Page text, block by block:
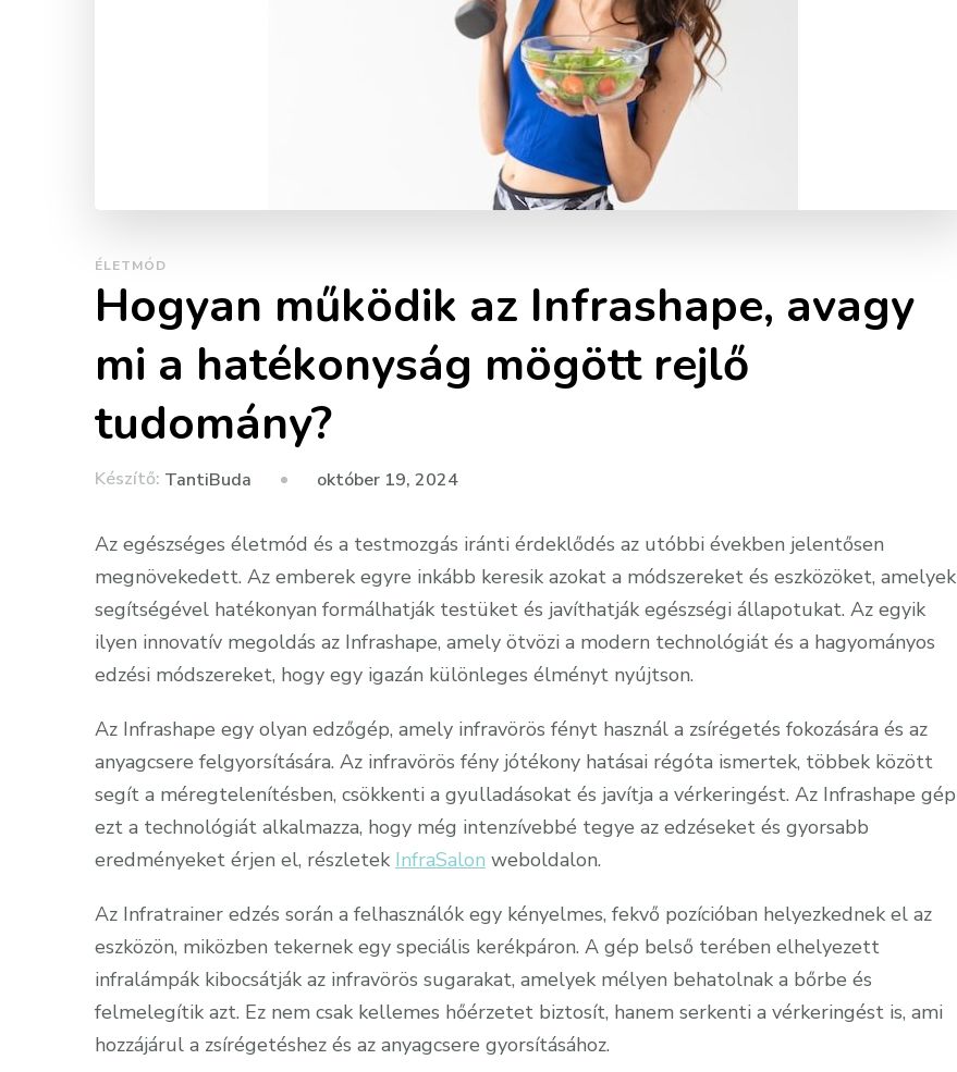
ÉLETMÓD
Hogyan működik az Infrashape, avagy
mi a hatékonyság mögött rejlő
tudomány?
Készítő: TantiBuda október 19, 2024
Az egészséges életmód és a testmozgás iránti érdeklődés az utóbbi években jelentősen
megnövekedett. Az emberek egyre inkább keresik azokat a módszereket és eszközöket, amelyek
segítségével hatékonyan formálhatják testüket és javíthatják egészségi állapotukat. Az egyik
ilyen innovatív megoldás az Infrashape, amely ötvözi a modern technológiát és a hagyományos
edzési módszereket, hogy egy igazán különleges élményt nyújtson.
Az Infrashape egy olyan edzőgép, amely infravörös fényt használ a zsírégetés fokozására és az
anyagcsere felgyorsítására. Az infravörös fény jótékony hatásai régóta ismertek, többek között
segít a méregtelenítésben, csökkenti a gyulladásokat és javítja a vérkeringést. Az Infrashape gép
ezt a technológiát alkalmazza, hogy még intenzívebbé tegye az edzéseket és gyorsabb
eredményeket érjen el, részletek InfraSalon weboldalon.
Az Infratrainer edzés során a felhasználók egy kényelmes, fekvő pozícióban helyezkednek el az
eszközön, miközben tekernek egy speciális kerékpáron. A gép belső terében elhelyezett
infralámpák kibocsátják az infravörös sugarakat, amelyek mélyen behatolnak a bőrbe és
felmelegítik azt. Ez nem csak kellemes hőérzetet biztosít, hanem serkenti a vérkeringést is, ami
hozzájárul a zsírégetéshez és az anyagcsere gyorsításához.